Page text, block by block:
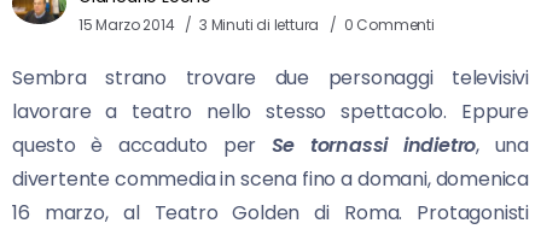
15 Marzo 2014 3 Minuti di lettura 0 Commenti
Sembra strano trovare due personaggi televisivi
lavorare a teatro nello stesso spettacolo. Eppure
questo è accaduto per Se tornassi indietro, una
divertente commedia in scena fino a domani, domenica
16 marzo, al Teatro Golden di Roma. Protagonisti